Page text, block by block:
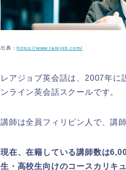
出典：https://www.rarejob.com/
レアジョブ英会話は、2007年に
ンライン英会話スクールです。
講師は全員フィリピン人で、講
現在、在籍している講師数は
生・高校生向けのコースカリキ